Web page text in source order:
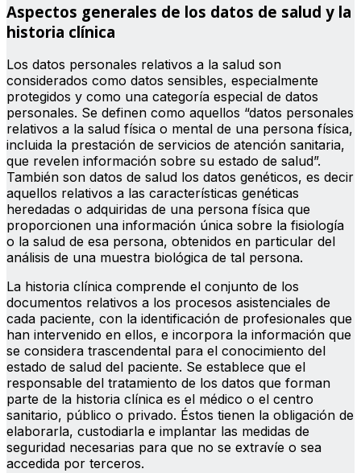
Aspectos generales de los datos de salud y la
historia clínica
Los datos personales relativos a la salud son
considerados como datos sensibles, especialmente
protegidos y como una categoría especial de datos
personales. Se definen como aquellos “datos personales
relativos a la salud física o mental de una persona física,
incluida la prestación de servicios de atención sanitaria,
que revelen información sobre su estado de salud”.
También son datos de salud los datos genéticos, es decir
aquellos relativos a las características genéticas
heredadas o adquiridas de una persona física que
proporcionen una información única sobre la fisiología
o la salud de esa persona, obtenidos en particular del
análisis de una muestra biológica de tal persona.
La historia clínica comprende el conjunto de los
documentos relativos a los procesos asistenciales de
cada paciente, con la identificación de profesionales que
han intervenido en ellos, e incorpora la información que
se considera trascendental para el conocimiento del
estado de salud del paciente. Se establece que el
responsable del tratamiento de los datos que forman
parte de la historia clínica es el médico o el centro
sanitario, público o privado. Éstos tienen la obligación de
elaborarla, custodiarla e implantar las medidas de
seguridad necesarias para que no se extravíe o sea
accedida por terceros.